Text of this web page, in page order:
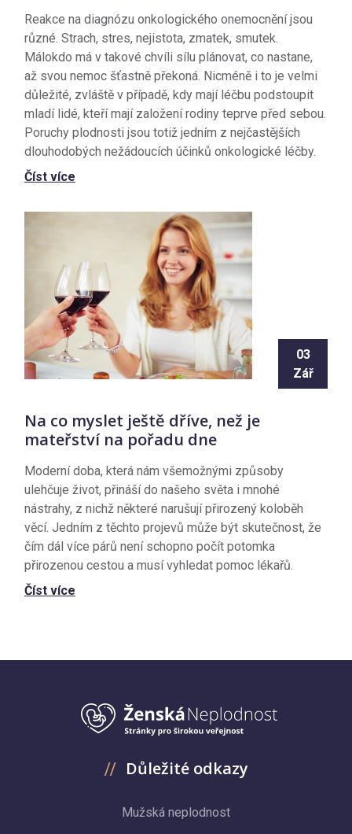
Reakce na diagnózu onkologického onemocnění jsou
různé. Strach, stres, nejistota, zmatek, smutek.
Málokdo má v takové chvíli sílu plánovat, co nastane,
až svou nemoc šťastně překoná. Nicméně i to je velmi
důležité, zvláště v případě, kdy mají léčbu podstoupit
mladí lidé, kteří mají založení rodiny teprve před sebou.
Poruchy plodnosti jsou totiž jedním z nejčastějších
dlouhodobých nežádoucích účinků onkologické léčby.
Číst více
03
Zář
Na co myslet ještě dříve, než je
mateřství na pořadu dne
Moderní doba, která nám všemožnými způsoby
ulehčuje život, přináší do našeho světa i mnohé
nástrahy, z nichž některé narušují přirozený koloběh
věcí. Jedním z těchto projevů může být skutečnost, že
čím dál více párů není schopno počít potomka
přirozenou cestou a musí vyhledat pomoc lékařů.
Číst více
Důležité odkazy
Mužská neplodnost